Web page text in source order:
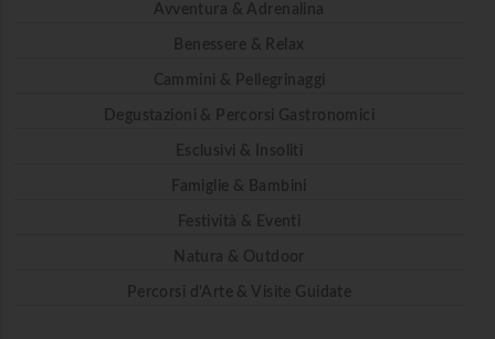
Avventura & Adrenalina
Benessere & Relax
Cammini & Pellegrinaggi
Degustazioni & Percorsi Gastronomici
Esclusivi & Insoliti
Famiglie & Bambini
Festività & Eventi
Natura & Outdoor
Percorsi d'Arte & Visite Guidate